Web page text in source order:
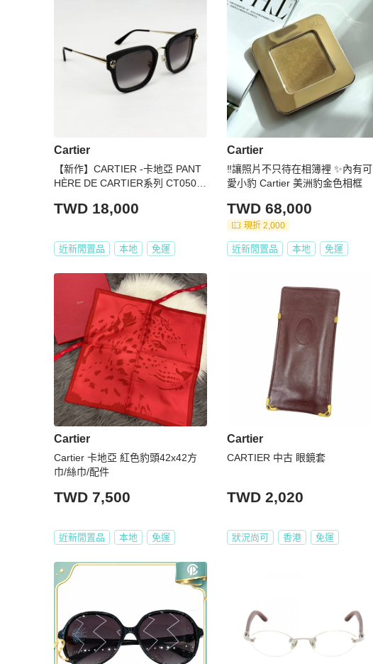
Cartier
【新作】CARTIER -卡地亞 PANT
HÈRE DE CARTIER系列 CT0509
T
TWD 18,000
近新閒置品 本地 免運
Cartier
‼️讓照片不只待在相簿裡 ✨內有可
愛小豹 Cartier 美洲豹金色相框
TWD 68,000
現折 2,000
近新閒置品 本地 免運
Cartier
Cartier 卡地亞 紅色豹頭42x42方
巾/絲巾/配件
TWD 7,500
近新閒置品 本地 免運
Cartier
CARTIER 中古 眼鏡套
TWD 2,020
狀況尚可 香港 免運